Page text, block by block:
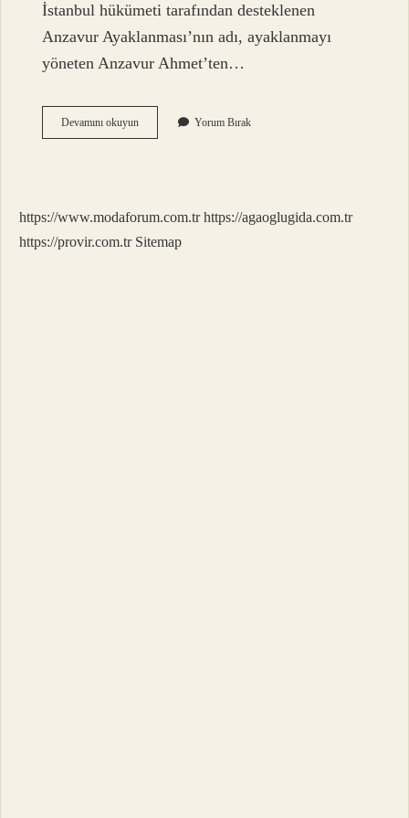
İstanbul hükümeti tarafından desteklenen
Anzavur Ayaklanması’nın adı, ayaklanmayı
yöneten Anzavur Ahmet’ten…
Devamını okuyunTbmm
Karşı
Yorum Bırak
https://www.modaforum.com.tr https://agaoglugida.com.tr
https://provir.com.tr Sitemap